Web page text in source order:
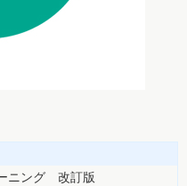
ニング 改訂版